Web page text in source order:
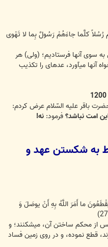
رُسُلاً کلَّما جاءَهُمْ رَسُولٌ بِما لا تَهْوى‏
به سوی آنها فرستادیم؛ (ولی) هر
آنها می‏آورد، عده‏ای را تکذیب
باقر علیه السّلام عرض کردم:
امت نباشد؟فرمود: نه!
به شکستن عهد و
ما أَمَرَ اللَّهُ بِهِ أَنْ یوصَلَ وَ
از محکم ساختن آن، میشکنند؛ و
قطع نموده، و در روی زمین فساد